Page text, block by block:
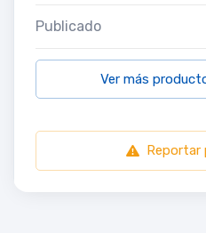
Publicado
Ver más
Reportar